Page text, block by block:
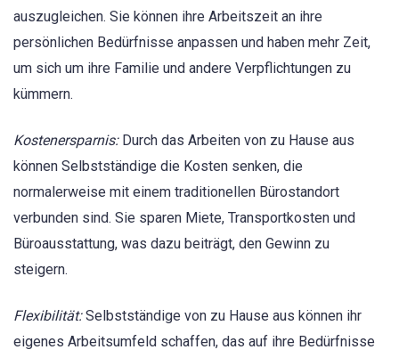
auszugleichen. Sie können ihre Arbeitszeit an ihre
persönlichen Bedürfnisse anpassen und haben mehr Zeit,
um sich um ihre Familie und andere Verpflichtungen zu
kümmern.
Kostenersparnis:Durch das Arbeiten von zu Hause aus
können Selbstständige die Kosten senken, die
normalerweise mit einem traditionellen Bürostandort
verbunden sind. Sie sparen Miete, Transportkosten und
Büroausstattung, was dazu beiträgt, den Gewinn zu
steigern.
Flexibilität:Selbstständige von zu Hause aus können ihr
eigenes Arbeitsumfeld schaffen, das auf ihre Bedürfnisse